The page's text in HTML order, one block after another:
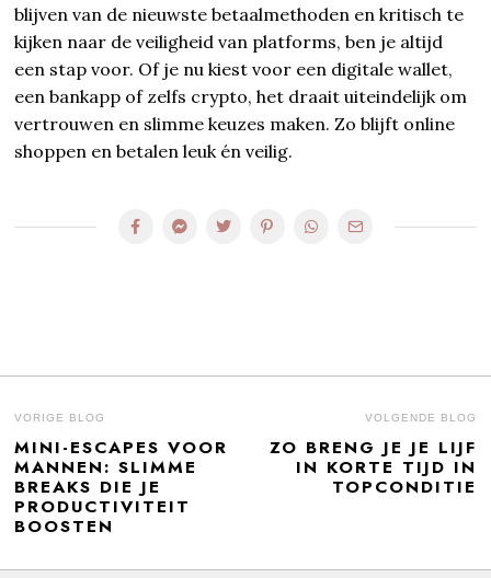
blijven van de nieuwste betaalmethoden en kritisch te
kijken naar de veiligheid van platforms, ben je altijd
een stap voor. Of je nu kiest voor een digitale wallet,
een bankapp of zelfs crypto, het draait uiteindelijk om
vertrouwen en slimme keuzes maken. Zo blijft online
shoppen en betalen leuk én veilig.
BERICHT
NAVIGATIE
VORIGE BLOG
Previous
post:
MINI-ESCAPES VOOR
MANNEN: SLIMME
BREAKS DIE JE
PRODUCTIVITEIT
BOOSTEN
VOLGENDE BLOG
ZO BRENG JE JE LIJF
IN KORTE TIJD IN
TOPCONDITIE